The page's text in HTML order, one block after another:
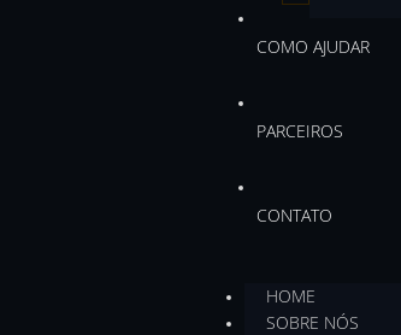
COMO AJUDAR
PARCEIROS
CONTATO
HOME
SOBRE NÓS